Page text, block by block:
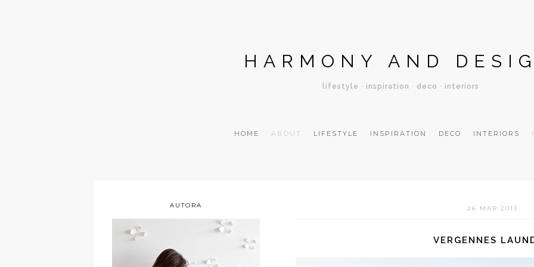
HARMONY AND
lifestyle · inspiration · deco · interiors
HOME ABOUT LIFESTYLE INSPIRATION DECO INTERIORS
26 MAR 2013
VERGENNES
AUTORA